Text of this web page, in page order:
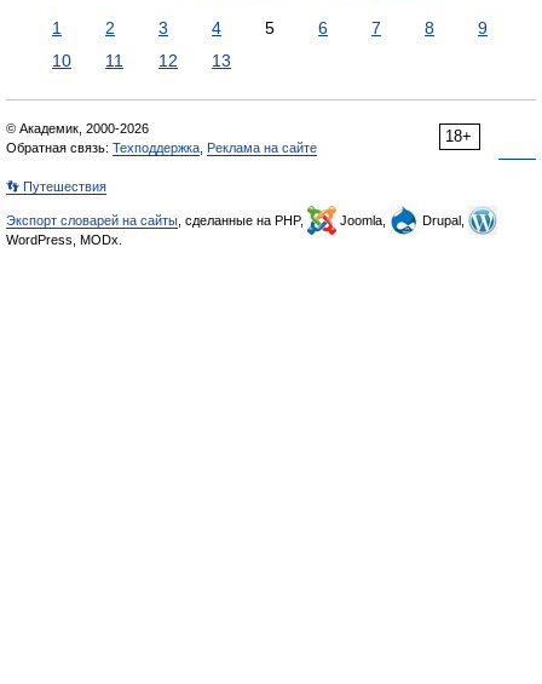
1 2 3 4 5 6 7 8
9
10
11 12 13
18+
© Академик, 2000-2026
Обратная связь: Техподдержка Реклама на сайте
👣 Путешествия
Экспорт словарей на сайты , сделанные на PHP, Joomla,
Drupal,
WordPress, MODx.